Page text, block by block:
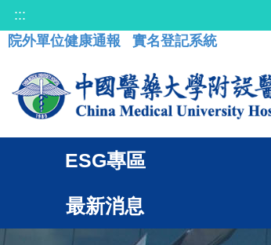
:::
院外單位健康通報
實名登記系統
ESG專區
最新消息